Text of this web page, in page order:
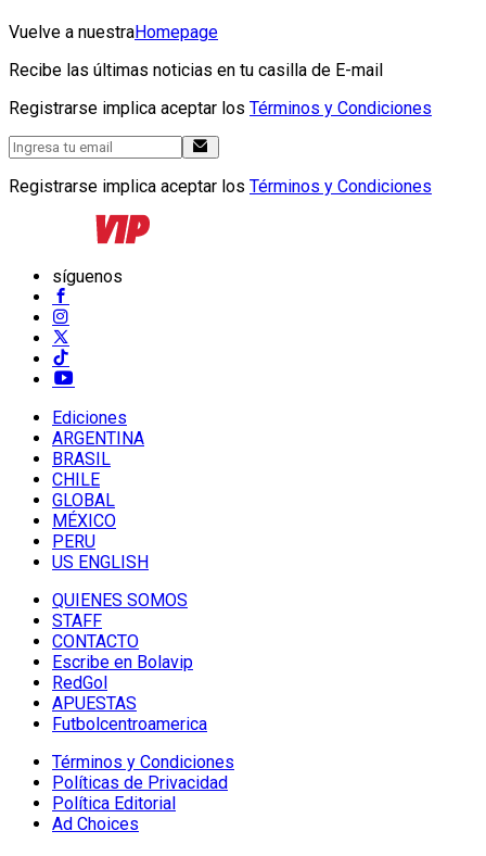
Vuelve a nuestraHomepage
Recibe las últimas noticias en tu casilla de E-mail
Registrarse implica aceptar los Términos y Condiciones
Registrarse implica aceptar los Términos y Condiciones
síguenos
Ediciones
ARGENTINA
BRASIL
CHILE
GLOBAL
MÉXICO
PERU
US ENGLISH
QUIENES SOMOS
STAFF
CONTACTO
Escribe en Bolavip
RedGol
APUESTAS
Futbolcentroamerica
Términos y Condiciones
Políticas de Privacidad
Política Editorial
Ad Choices